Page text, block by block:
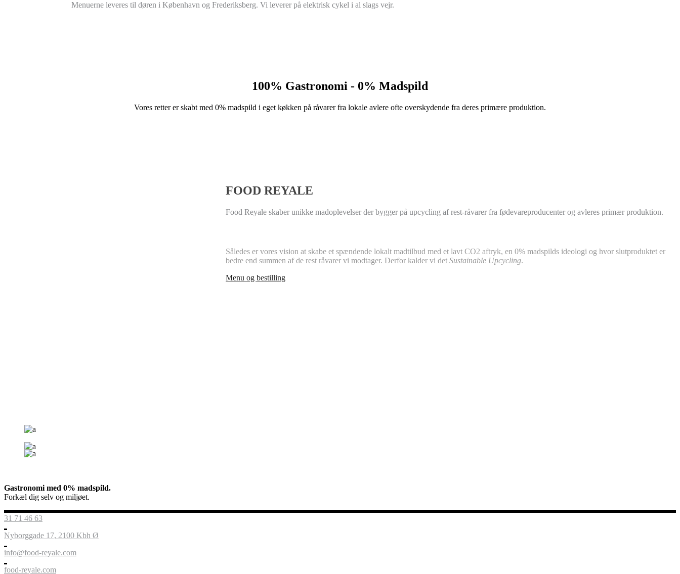
Menuerne leveres til døren i København og Frederiksberg. Vi leverer på elektrisk cykel i al slags vejr.
100% Gastronomi - 0% Madspild
Vores retter er skabt med 0% madspild i eget køkken på råvarer fra lokale avlere ofte overskydende fra deres primære produktion.
FOOD REYALE
Food Reyale skaber unikke madoplevelser der bygger på upcycling af rest-råvarer fra fødevareproducenter og avleres primær produktion.
Således er vores vision at skabe et spændende lokalt madtilbud med et lavt CO2 aftryk, en 0% madspilds ideologi og hvor slutproduktet er
bedre end summen af de rest råvarer vi modtager. Derfor kalder vi detSustainable Upcycling.
Menu og bestilling
Gastronomi med 0% madspild.
Forkæl dig selv og miljøet.
31 71 46 63
Nyborggade 17, 2100 Kbh Ø
info@food-reyale.com
food-reyale.com